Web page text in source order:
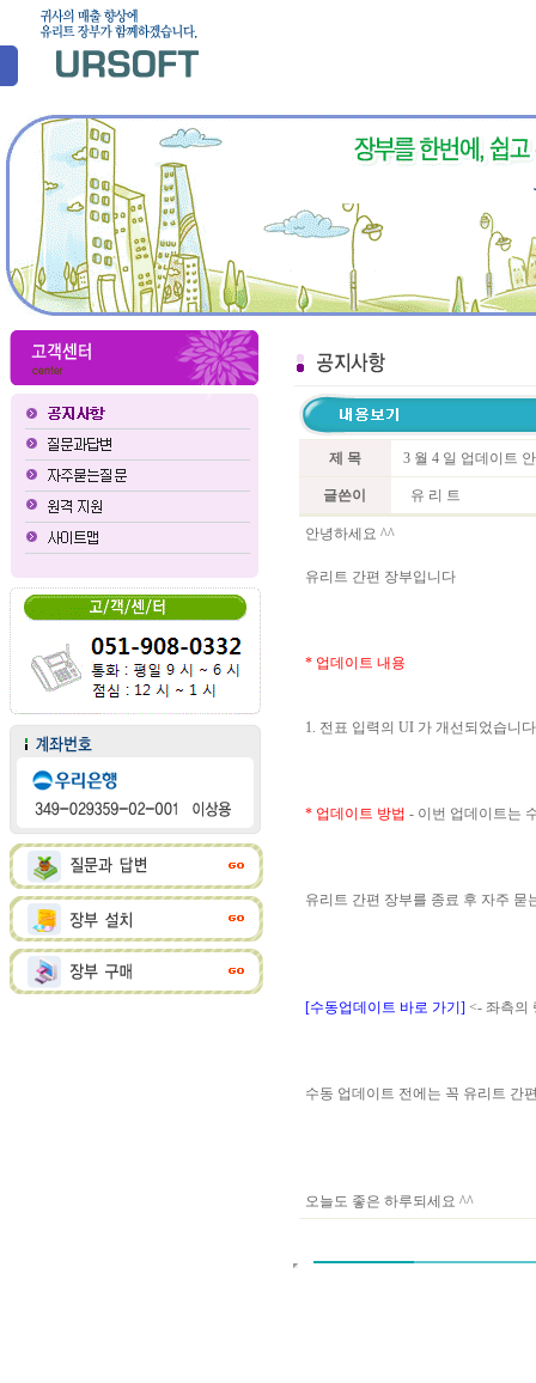
제 목 3 월 4 일 업데이트
글쓴이 유 리 트
안녕하세요 ^^
유리트 간편 장부입니다
* 업데이트 내용
1. 전표 입력의 UI 가 개선되었습니
* 업데이트 방법 - 이번 업데이트는
유리트 간편 장부를 종료 후 자주
[수동업데이트 바로 가기] <- 좌측의
수동 업데이트 전에는 꼭 유리트 간
오늘도 좋은 하루되세요 ^^